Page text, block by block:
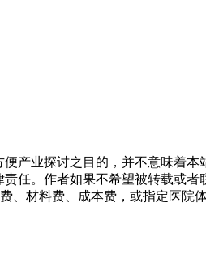
产业探讨之目的，并不意味着
任。作者如果不希望被转载或者
、材料费、成本费，或指定医